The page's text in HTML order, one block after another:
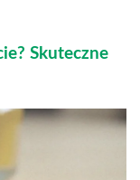
Skuteczne